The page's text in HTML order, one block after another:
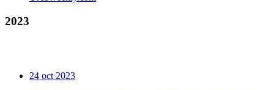
2023
24 oct 2023